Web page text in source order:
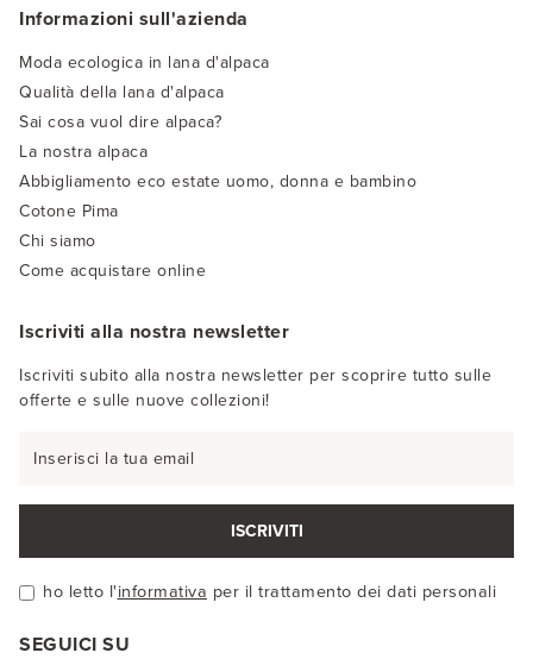
Informazioni sull'azienda
Moda ecologica in lana d'alpaca
Qualità della lana d'alpaca
Sai cosa vuol dire alpaca?
La nostra alpaca
Abbigliamento eco estate uomo, donna e bambino
Cotone Pima
Chi siamo
Come acquistare online
Iscriviti alla nostra newsletter
Iscriviti subito alla nostra newsletter per scoprire tutto sulle
offerte e sulle nuove collezioni!
ISCRIVITI
ho letto l'informativa per il trattamento dei dati personali
SEGUICI SU